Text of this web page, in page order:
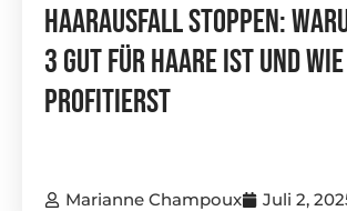
Haarausfall Stoppen:
3 Gut Für Haare Ist Und Wie
Profitierst
Marianne Champoux Juli 2,